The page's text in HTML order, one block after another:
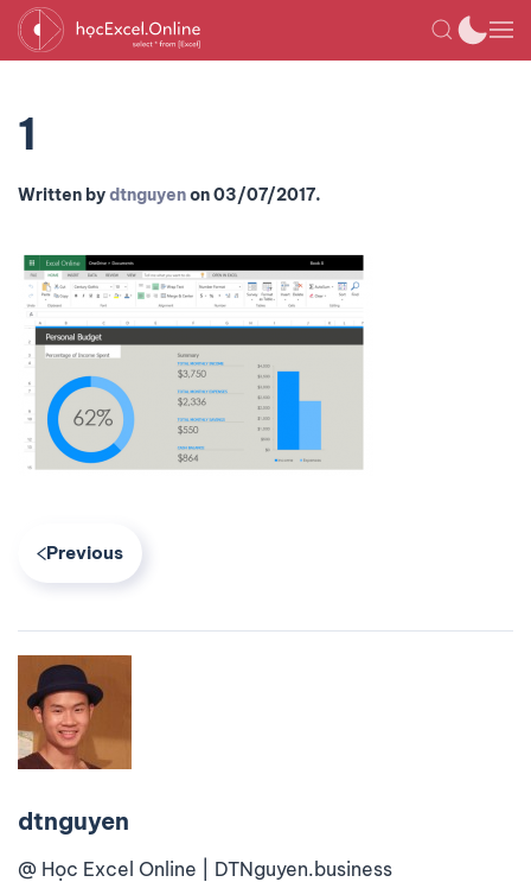
1
Written bydtnguyenon03/07/2017.
Previous
dtnguyen
@ Học Excel Online | DTNguyen.business